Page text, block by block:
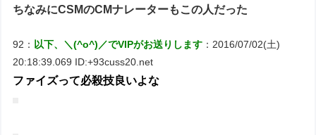
ちなみにCSMのCMナレーターもこの人だった
92： 以下、＼(^o^)／でVIPがお送りします ：2016/07/02(土)
20:18:39.069 ID:+93cuss20.net
ファイズって必殺技良いよな